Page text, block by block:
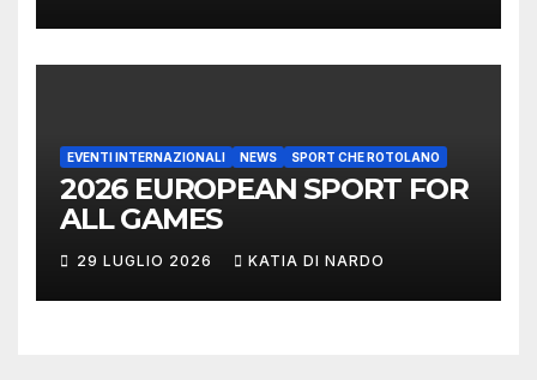
EVENTI INTERNAZIONALI NEWS SPORT CHE ROTOLANO
2026 EUROPEAN SPORT FOR
ALL GAMES
29 LUGLIO 2026 KATIA DI NARDO